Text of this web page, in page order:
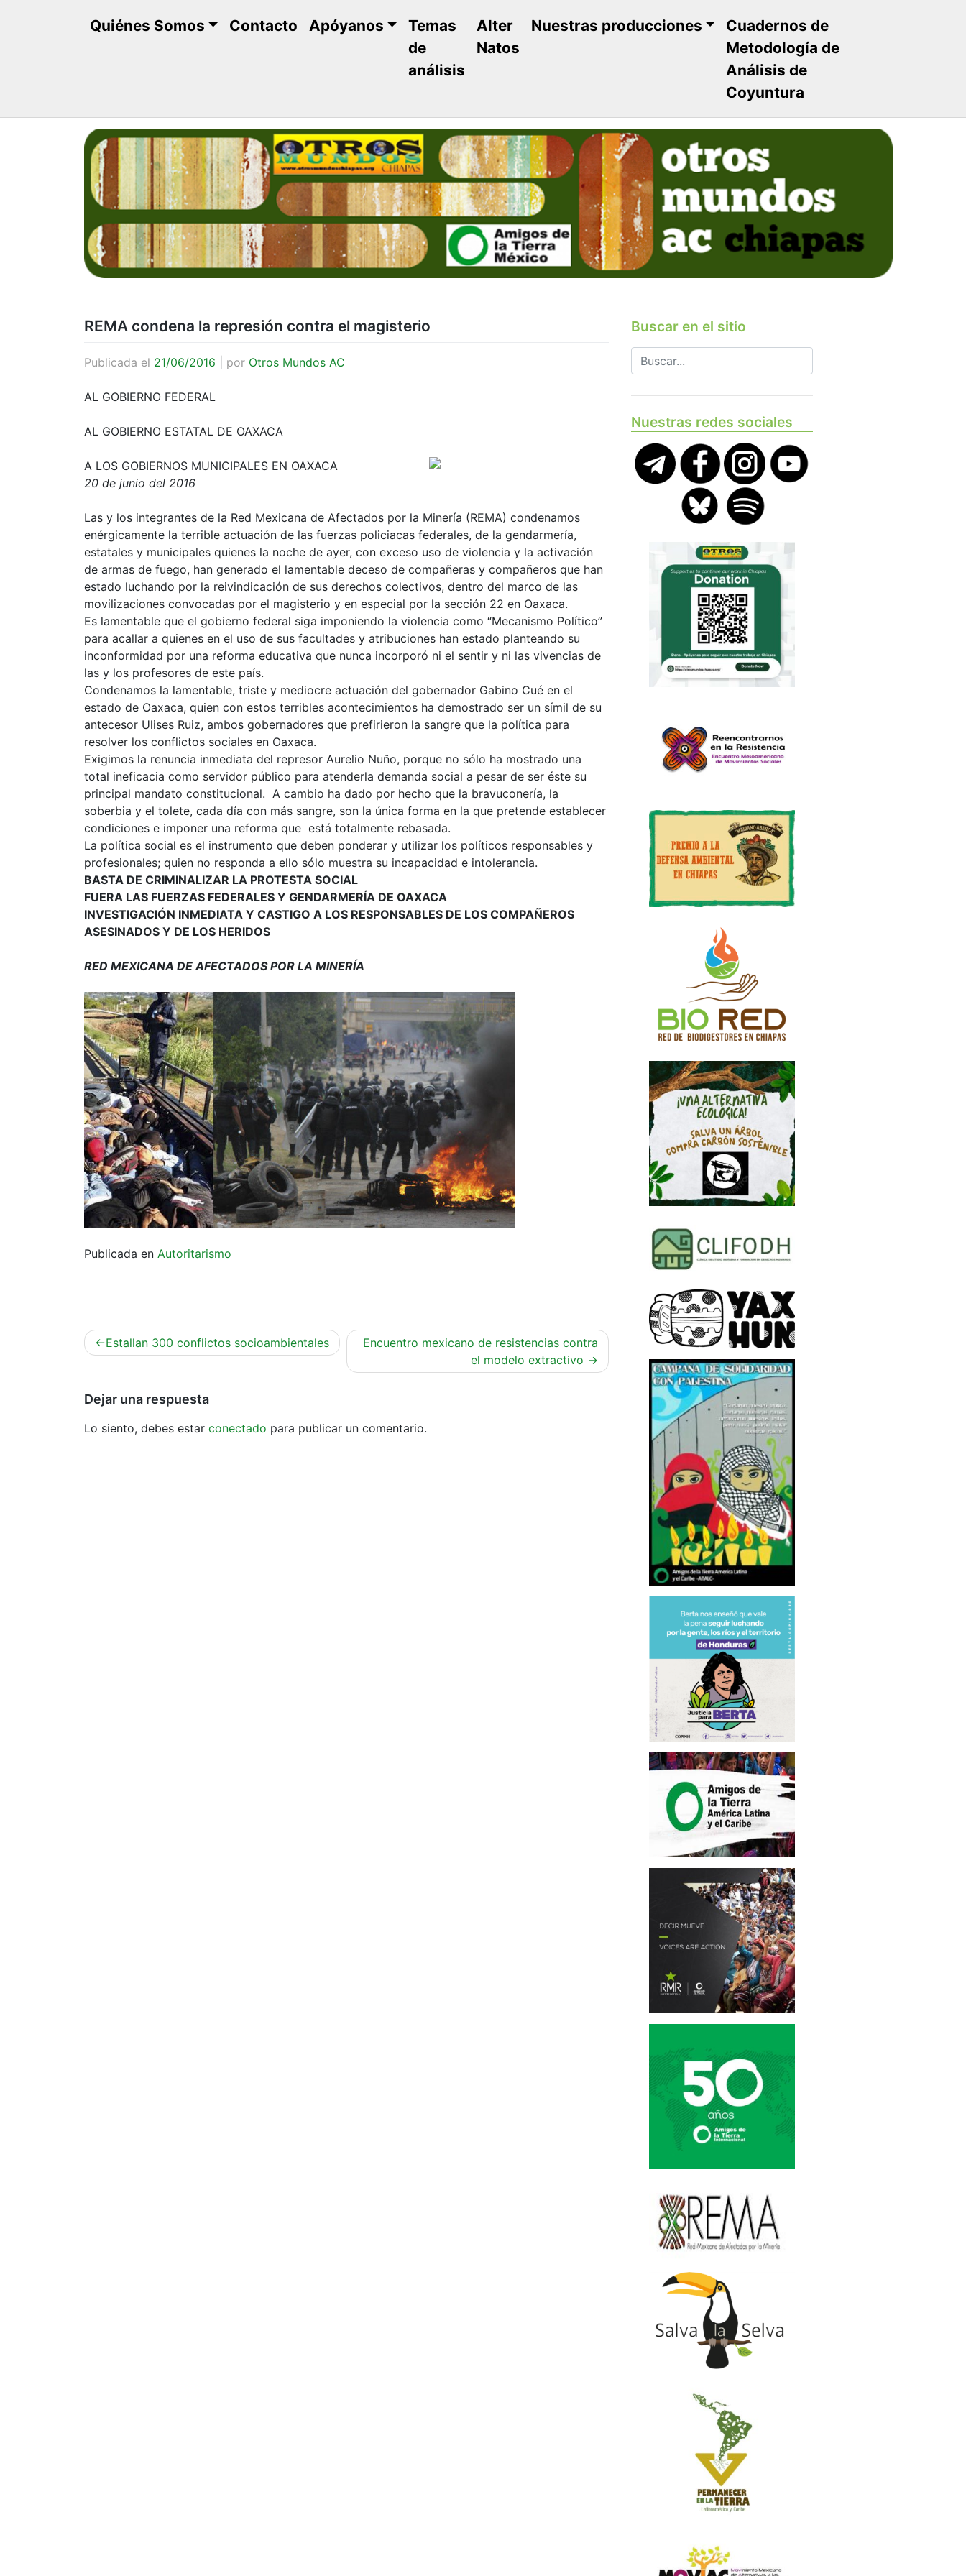
Quiénes Somos Contacto Apóyanos
Temas
de
análisis
Alter
Natos
Nuestras producciones
Cuadernos de
Metodología de
Análisis de
Coyuntura
REMA condena la represión contra el magisterio
Publicada el 21/06/2016 por Otros Mundos AC
AL GOBIERNO FEDERAL
AL GOBIERNO ESTATAL DE OAXACA
A LOS GOBIERNOS MUNICIPALES EN OAXACA
20 de junio del 2016
Las y los integrantes de la Red Mexicana de Afectados por la Minería (REMA) condenamos
enérgicamente la terrible actuación de las fuerzas policiacas federales, de la gendarmería,
estatales y municipales quienes la noche de ayer, con exceso uso de violencia y la activación
de armas de fuego, han generado el lamentable deceso de compañeras y compañeros que han
estado luchando por la reivindicación de sus derechos colectivos, dentro del marco de las
movilizaciones convocadas por el magisterio y en especial por la sección 22 en Oaxaca.
Es lamentable que el gobierno federal siga imponiendo la violencia como “Mecanismo Político”
para acallar a quienes en el uso de sus facultades y atribuciones han estado planteando su
inconformidad por una reforma educativa que nunca incorporó ni el sentir y ni las vivencias de
las y los profesores de este país.
Condenamos la lamentable, triste y mediocre actuación del gobernador Gabino Cué en el
estado de Oaxaca, quien con estos terribles acontecimientos ha demostrado ser un símil de su
antecesor Ulises Ruiz, ambos gobernadores que prefirieron la sangre que la política para
resolver los conflictos sociales en Oaxaca.
Exigimos la renuncia inmediata del represor Aurelio Nuño, porque no sólo ha mostrado una
total ineficacia como servidor público para atenderla demanda social a pesar de ser éste su
principal mandato constitucional. A cambio ha dado por hecho que la bravuconería, la
soberbia y el tolete, cada día con más sangre, son la única forma en la que pretende establecer
condiciones e imponer una reforma que está totalmente rebasada.
La política social es el instrumento que deben ponderar y utilizar los políticos responsables y
profesionales; quien no responda a ello sólo muestra su incapacidad e intolerancia.
BASTA DE CRIMINALIZAR LA PROTESTA SOCIAL
FUERA LAS FUERZAS FEDERALES Y GENDARMERÍA DE OAXACA
INVESTIGACIÓN INMEDIATA Y CASTIGO A LOS RESPONSABLES DE LOS COMPAÑEROS
ASESINADOS Y DE LOS HERIDOS
RED MEXICANA DE AFECTADOS POR LA MINERÍA
Publicada en Autoritarismo
Navegación
de
Estallan 300 conflictos socioambientales
Encuentro mexicano de resistencias contra
el modelo extractivo
Dejar una respuesta
Lo siento, debes estar conectado para publicar un comentario.
Buscar en el sitio
Nuestras redes sociales